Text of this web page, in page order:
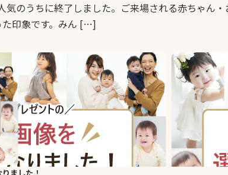
のうちに終了しました。ご来場される赤ちゃん
た印象です。みん […]